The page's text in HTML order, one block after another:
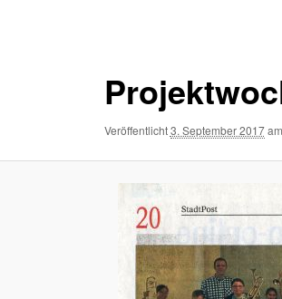
Veröffentlicht3. September 2017am